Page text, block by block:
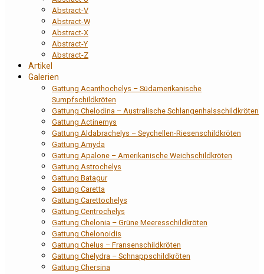
Abstract-V
Abstract-W
Abstract-X
Abstract-Y
Abstract-Z
Artikel
Galerien
Gattung Acanthochelys – Südamerikanische
Sumpfschildkröten
Gattung Chelodina – Australische Schlangenhalsschildkröten
Gattung Actinemys
Gattung Aldabrachelys – Seychellen-Riesenschildkröten
Gattung Amyda
Gattung Apalone – Amerikanische Weichschildkröten
Gattung Astrochelys
Gattung Batagur
Gattung Caretta
Gattung Carettochelys
Gattung Centrochelys
Gattung Chelonia – Grüne Meeresschildkröten
Gattung Chelonoidis
Gattung Chelus – Fransenschildkröten
Gattung Chelydra – Schnappschildkröten
Gattung Chersina